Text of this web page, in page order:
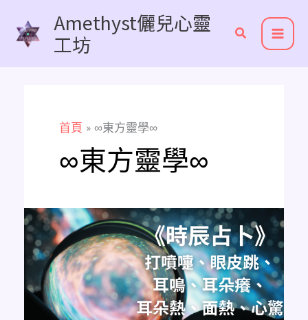
Amethyst儷兒心靈
工坊
首頁 ∞東方靈學∞
∞東方靈學∞
《時
辰
占
卜
懶
人
包》
打
噴
嚏、
眼